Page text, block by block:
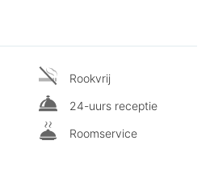
Rookvrij
24-uurs receptie
Roomservice